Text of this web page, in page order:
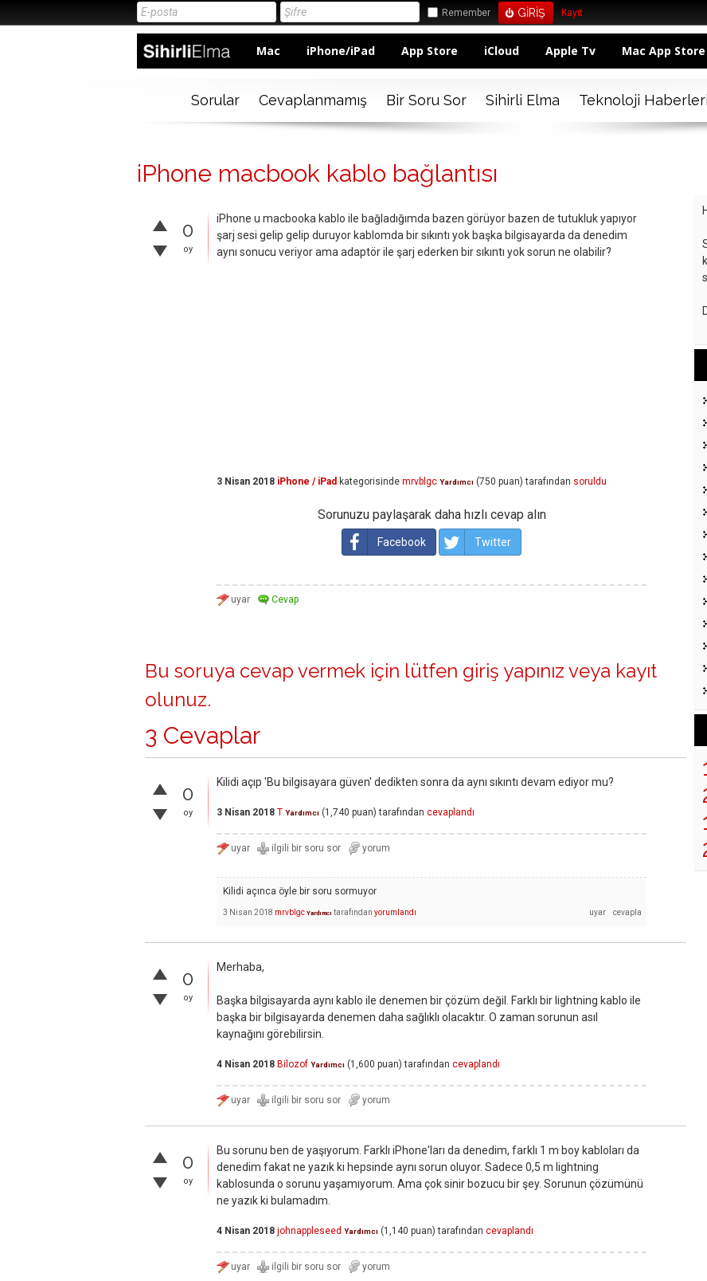
Remember Kayıt
Mac iPhone/iPad App Store iCloud Apple Tv Mac App Store
Sorular Cevaplanmamış Bir Soru Sor Sihirli Elma Teknoloji Haberleri
iPhone macbook kablo bağlantısı
0
oy
iPhone u macbooka kablo ile bağladığımda bazen görüyor bazen de tutukluk yapıyor
şarj sesi gelip gelip duruyor kablomda bir sıkıntı yok başka bilgisayarda da denedim
aynı sonucu veriyor ama adaptör ile şarj ederken bir sıkıntı yok sorun ne olabilir?
3 Nisan 2018 iPhone / iPad kategorisinde mrvblgc Yardımcı (750 puan) tarafından soruldu
Sorunuzu paylaşarak daha hızlı cevap alın
Facebook Twitter
Bu soruya cevap vermek için lütfen giriş yapınız veya kayıt
olunuz.
3 Cevaplar
0
oy
Kilidi açıp 'Bu bilgisayara güven' dedikten sonra da aynı sıkıntı devam ediyor mu?
3 Nisan 2018 T Yardımcı (1,740 puan) tarafından cevaplandı
Kilidi açınca öyle bir soru sormuyor
3 Nisan 2018 mrvblgc Yardımcı tarafından yorumlandı
0
oy
Merhaba,
Başka bilgisayarda aynı kablo ile denemen bir çözüm değil. Farklı bir lightning kablo ile
başka bir bilgisayarda denemen daha sağlıklı olacaktır. O zaman sorunun asıl
kaynağını görebilirsin.
4 Nisan 2018 Bilozof Yardımcı (1,600 puan) tarafından cevaplandı
0
oy
Bu sorunu ben de yaşıyorum. Farklı iPhone'ları da denedim, farklı 1 m boy kabloları da
denedim fakat ne yazık ki hepsinde aynı sorun oluyor. Sadece 0,5 m lightning
kablosunda o sorunu yaşamıyorum. Ama çok sinir bozucu bir şey. Sorunun çözümünü
ne yazık ki bulamadım.
4 Nisan 2018 johnappleseed Yardımcı (1,140 puan) tarafından cevaplandı